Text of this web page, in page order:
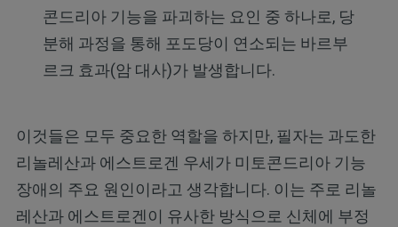
콘드리아 기능을 파괴하는 요인 중 하나로, 당
분해 과정을 통해 포도당이 연소되는 바르부
르크 효과(암 대사)가 발생합니다.
이것들은 모두 중요한 역할을 하지만, 필자는 과도한
리놀레산과 에스트로겐 우세가 미토콘드리아 기능
장애의 주요 원인이라고 생각합니다. 이는 주로 리놀
레산과 에스트로겐이 유사한 방식으로 신체에 부정